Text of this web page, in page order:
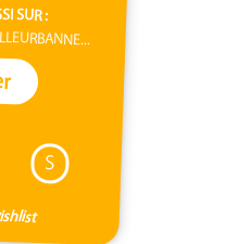
SUR :
S